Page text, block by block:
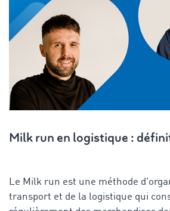
Milk run en logistique :
Le Milk run est une méthode
transport et de la logistique qui